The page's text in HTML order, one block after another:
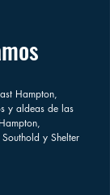
Hampton,
y aldeas de las
y Shelter